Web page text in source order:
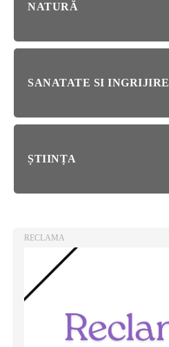
NATURĂ
SANATATE SI INGRIJIRE
ȘTIINȚA
RECLAMA